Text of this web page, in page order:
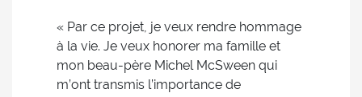
« Par ce projet, je veux rendre hommage
à la vie. Je veux honorer ma famille et
mon beau-père Michel McSween qui
m’ont transmis l’importance de